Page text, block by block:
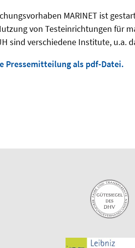
MARINET ist
von Testeinrichtungen für
sind verschiedene Institute, u.a.
Pressemitteilung als pdf-Datei.